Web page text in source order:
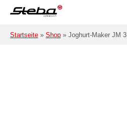
Zum Hauptinhalt springen
Startseite » Shop » Joghurt-Maker JM 3